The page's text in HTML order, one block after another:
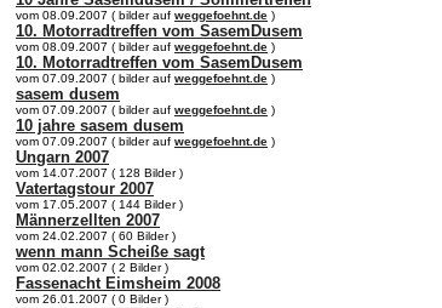
vom 08.09.2007 ( bilder auf weggefoehnt.de )
10. Motorradtreffen vom SasemDusem
vom 08.09.2007 ( bilder auf weggefoehnt.de )
10. Motorradtreffen vom SasemDusem
vom 07.09.2007 ( bilder auf weggefoehnt.de )
sasem dusem
vom 07.09.2007 ( bilder auf weggefoehnt.de )
10 jahre sasem dusem
vom 07.09.2007 ( bilder auf weggefoehnt.de )
Ungarn 2007
vom 14.07.2007 ( 128 Bilder )
Vatertagstour 2007
vom 17.05.2007 ( 144 Bilder )
Männerzellten 2007
vom 24.02.2007 ( 60 Bilder )
wenn mann Scheiße sagt
vom 02.02.2007 ( 2 Bilder )
Fassenacht Eimsheim 2008
vom 26.01.2007 ( 0 Bilder )